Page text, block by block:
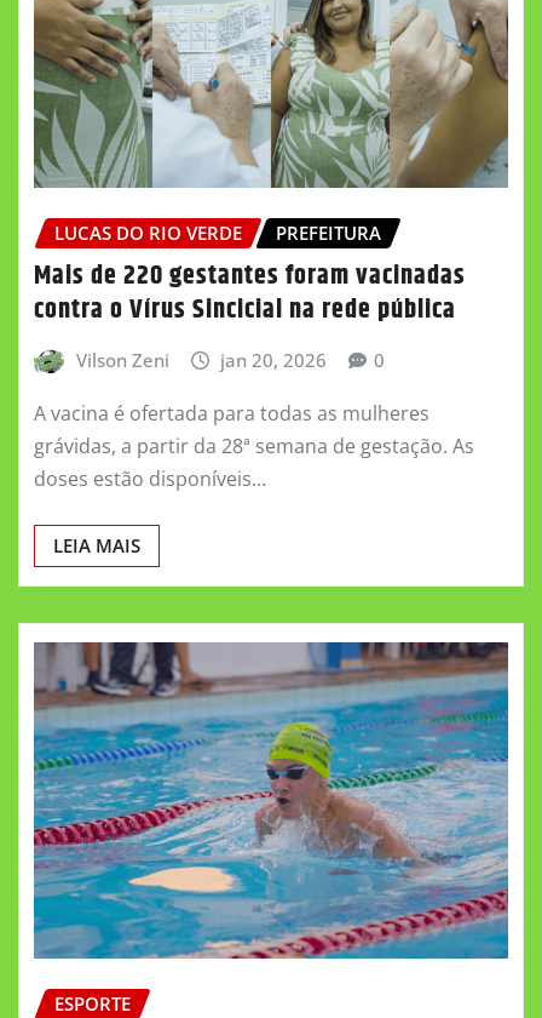
LUCAS DO RIO VERDE PREFEITURA
Mais de 220 gestantes foram vacinadas
contra o Vírus Sincicial na rede pública
Vilson Zeni jan 20, 2026 0
A vacina é ofertada para todas as mulheres
grávidas, a partir da 28ª semana de gestação. As
doses estão disponíveis…
LEIA MAIS
ESPORTE